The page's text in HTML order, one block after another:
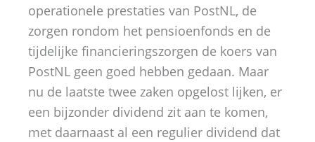
operationele prestaties van PostNL, de
zorgen rondom het pensioenfonds en de
tijdelijke financieringszorgen de koers van
PostNL geen goed hebben gedaan. Maar
nu de laatste twee zaken opgelost lijken, er
een bijzonder dividend zit aan te komen,
met daarnaast al een regulier dividend dat